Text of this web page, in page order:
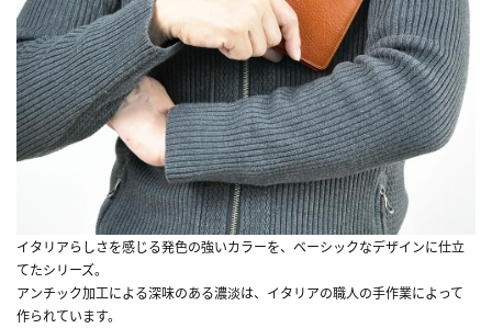
イタリアらしさを感じる発色の強いカラーを、ベーシックなデザインに仕立
てたシリーズ。
アンチック加工による深味のある濃淡は、イタリアの職人の手作業によって
作られています。